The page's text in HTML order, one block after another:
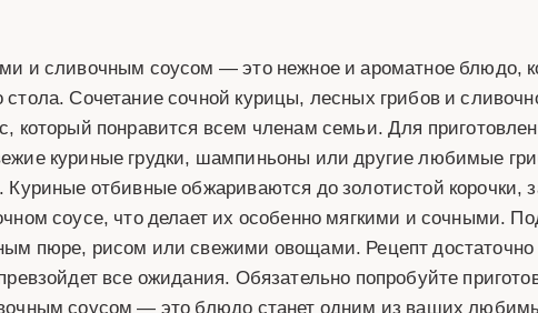
и сливочным соусом — это нежное и ароматное блюдо,
Сочетание сочной курицы, лесных грибов и
который понравится всем членам семьи. Для
куриные грудки, шампиньоны или другие любимые
отбивные обжариваются до золотистой корочки,
соусе, что делает их особенно мягкими и сочными.
пюре, рисом или свежими овощами. Рецепт достаточно
все ожидания. Обязательно попробуйте
соусом — это блюдо станет одним из ваших